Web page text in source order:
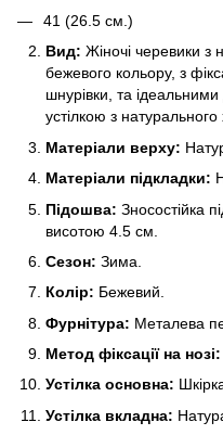
41 (26.5 см.)
Вид: Жіночі черевики з
бежевого кольору, з
шнурівки, та
устілкою з натурального
Матеріали верху:
Матеріали підкладки:
Підошва: Зносостійка
висотою 4.5 см.
Сезон: Зима.
Колір: Бежевий.
Фурнітура: Металева
Метод фіксації на нозі:
Устілка основна:
Устілка вкладна: